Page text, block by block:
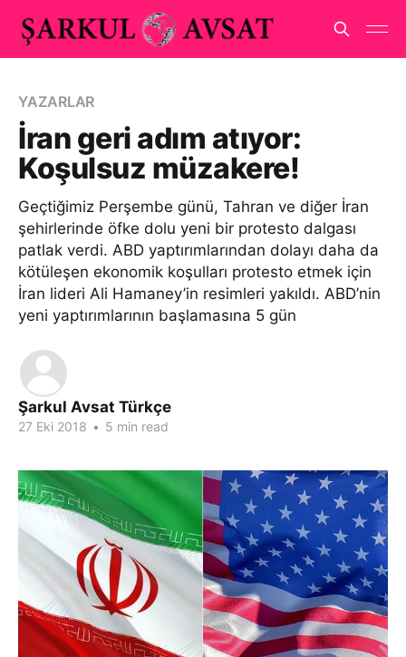
YAZARLAR
İran geri adım atıyor:
Koşulsuz müzakere!
Geçtiğimiz Perşembe günü, Tahran ve diğer İran
şehirlerinde öfke dolu yeni bir protesto dalgası
patlak verdi. ABD yaptırımlarından dolayı daha da
kötüleşen ekonomik koşulları protesto etmek için
İran lideri Ali Hamaney’in resimleri yakıldı. ABD’nin
yeni yaptırımlarının başlamasına 5 gün
Şarkul Avsat Türkçe
27 Eki 2018 • 5 min read